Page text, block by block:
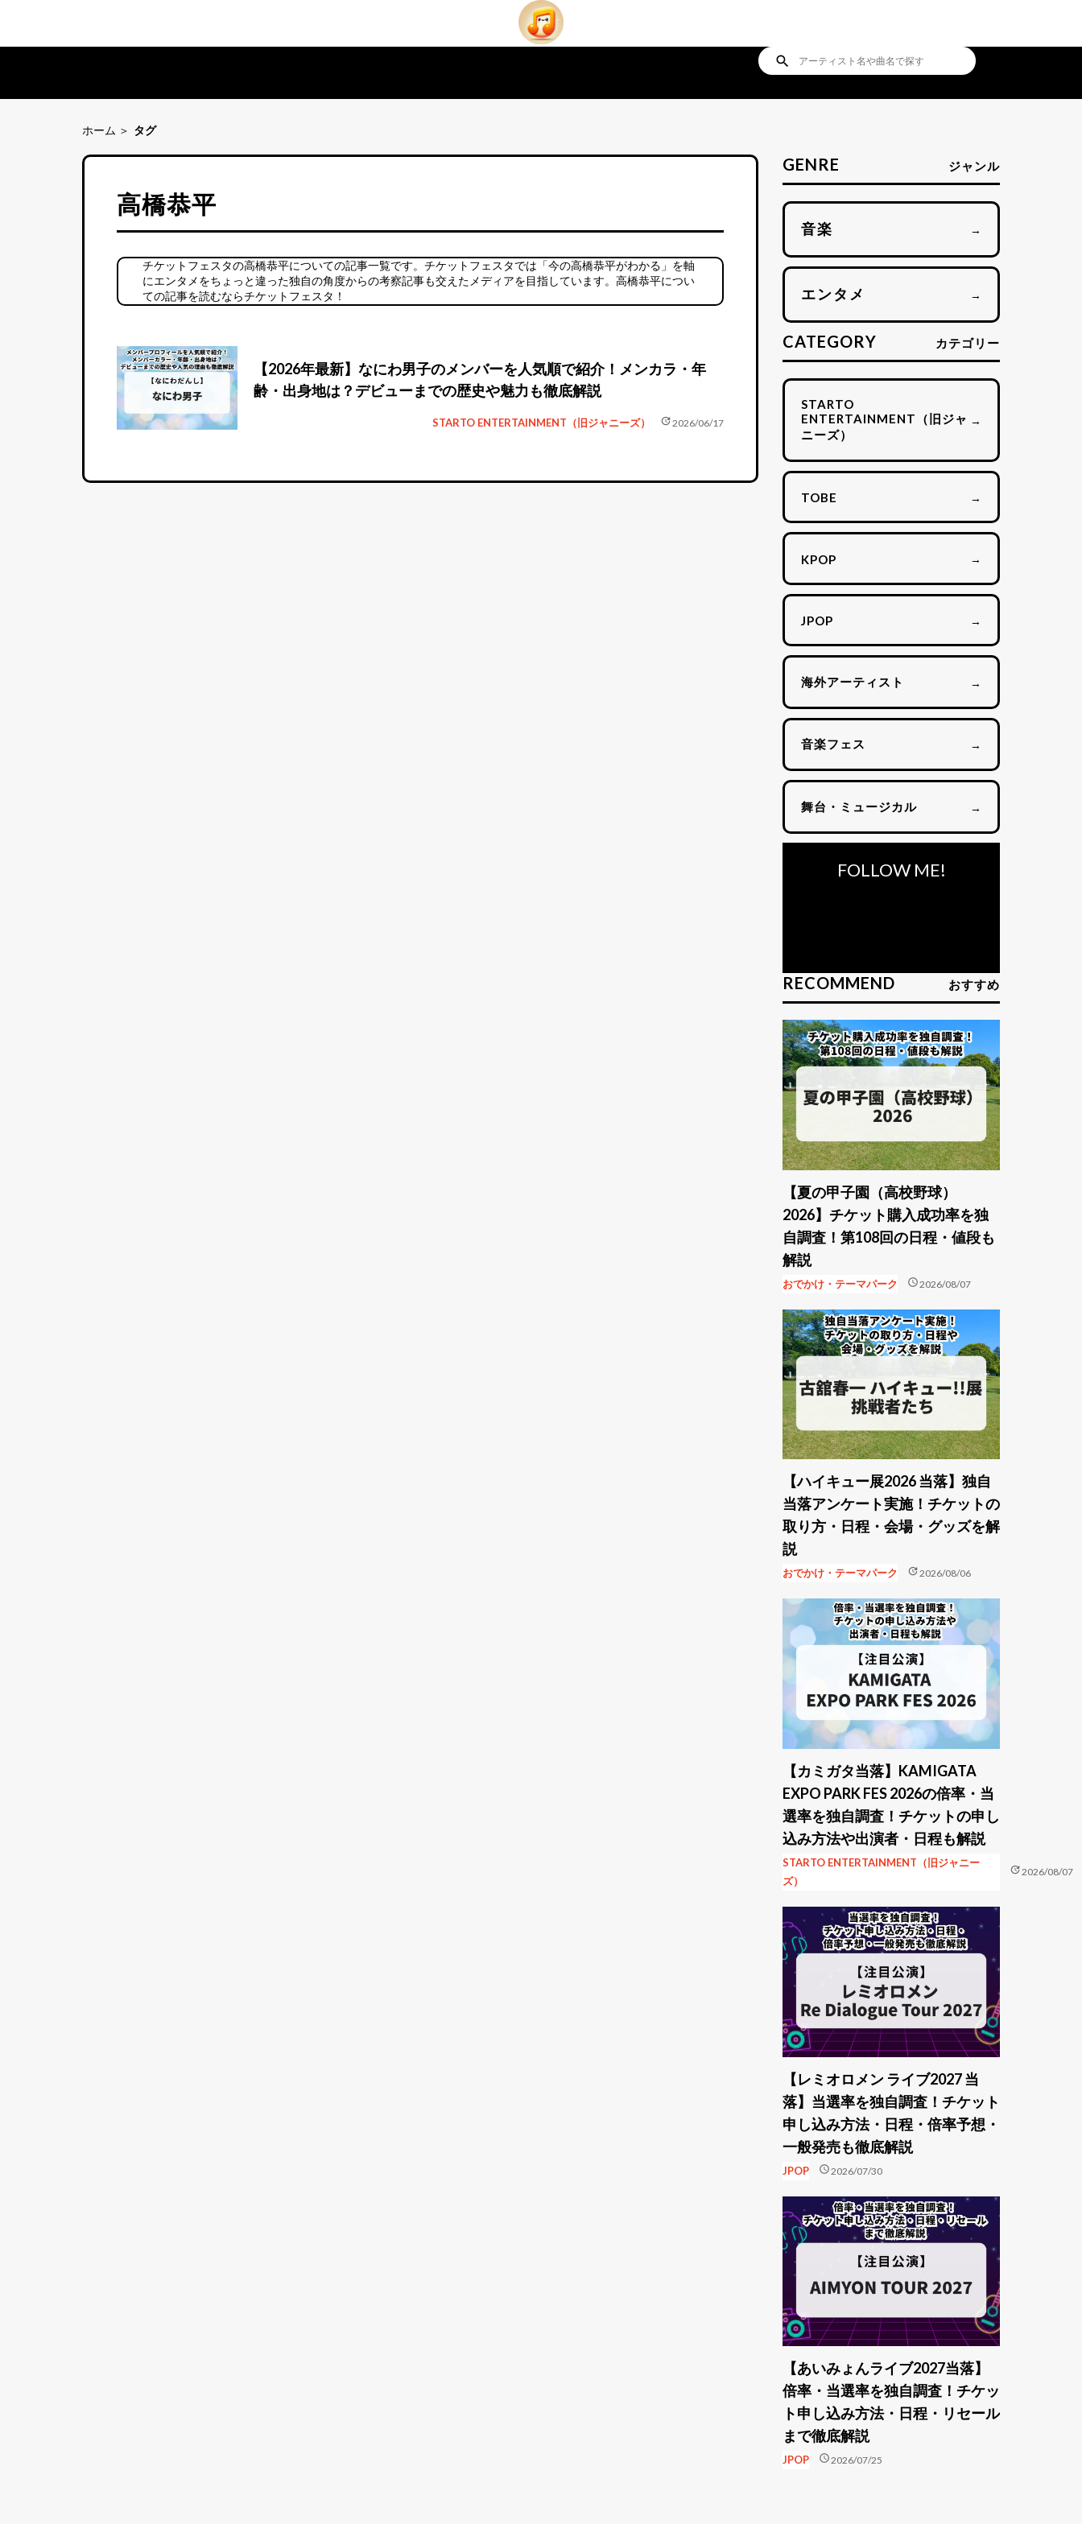
search
ホーム タグ
高橋恭平
チケットフェスタの高橋恭平についての記事一覧です。チケットフェスタでは「今の高橋恭平がわかる」を軸
にエンタメをちょっと違った独自の角度からの考察記事も交えたメディアを目指しています。高橋恭平につい
ての記事を読むならチケットフェスタ！
【2026年最新】なにわ男子のメンバーを人気順で紹介！メンカラ・年
齢・出身地は？デビューまでの歴史や魅力も徹底解説
STARTO ENTERTAINMENT（旧ジャニーズ） update2026/06/17
GENRE ジャンル
音楽 →
エンタメ →
CATEGORY カテゴリー
STARTO
ENTERTAINMENT（旧ジャ
ニーズ）
→
TOBE →
KPOP →
JPOP →
海外アーティスト →
音楽フェス →
舞台・ミュージカル →
FOLLOW ME!
RECOMMEND おすすめ
【夏の甲子園（高校野球）
2026】チケット購入成功率を独
自調査！第108回の日程・値段も
解説
おでかけ・テーマパーク schedule2026/08/07
【ハイキュー展2026 当落】独自
当落アンケート実施！チケットの
取り方・日程・会場・グッズを解
説
おでかけ・テーマパーク update2026/08/06
【カミガタ当落】KAMIGATA
EXPO PARK FES 2026の倍率・当
選率を独自調査！チケットの申し
込み方法や出演者・日程も解説
STARTO ENTERTAINMENT（旧ジャニー
ズ）
update2026/08/07
【レミオロメン ライブ2027 当
落】当選率を独自調査！チケット
申し込み方法・日程・倍率予想・
一般発売も徹底解説
JPOP schedule2026/07/30
【あいみょんライブ2027当落】
倍率・当選率を独自調査！チケッ
ト申し込み方法・日程・リセール
まで徹底解説
JPOP schedule2026/07/25